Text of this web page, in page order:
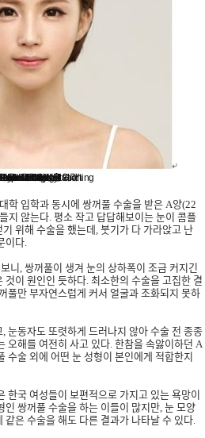
Consultation
Stem Cell
Liposuction & Grafting
& Body Lift
Petit & Lifting
Surgery
LAST Diet
Eyes & Nose
Reviews
TheLINE
대학 입학과 동시에 쌍꺼풀 수술을 받은 A양(22
지 않는다 .평소 작고 답답해보이는 눈이 콤플
위해 수술을 했는데 ,붓기가 다 가라앉고 난
이다
니 ,쌍꺼풀이 생겨 눈의 상하폭이 조금 커지긴
것이 원인인 듯하다 .최소한의 수술을 고집한 결
풀만 부자연스럽게 커서 얼굴과 조화되지 못하
,눈동자도 또렷하게 드러나지 않아 수술 전 종종
오해를 여전히 사고 있다 .한참을 속앓이하던 A
수술 외에 어떤 눈 성형이 본인에게 적합한지
한국 여성들이 보편적으로 가지고 있는 욕망이
인 쌍꺼풀 수술을 하는 이들이 많지만 ,눈 모양
같은 수술을 해도 다른 결과가 나타날 수 있다